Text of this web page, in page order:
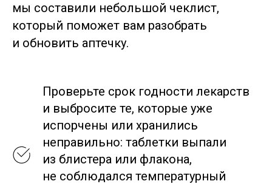
мы составили небольшой чеклист,
который поможет вам разобрать
и обновить аптечку.
Проверьте срок годности лекарств
и выбросите те, которые уже
испорчены или хранились
неправильно: таблетки выпали
из блистера или флакона,
не соблюдался температурный